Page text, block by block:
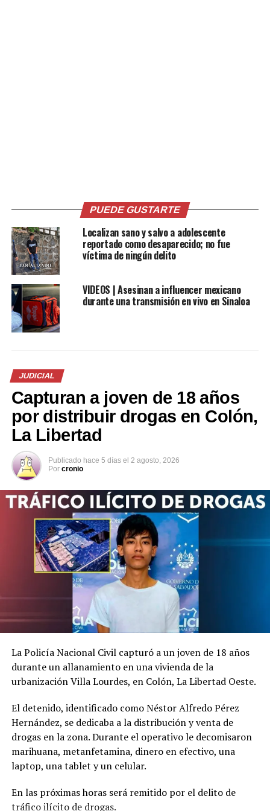
en una fosa séptica ubicada en la casa de una de las
Un equipo de policías, del puesto de la PNC de ese
cantón ubicado a media cuadra del lugar, llegaron para
rescatar al niño y darle los primeros auxilios y luego lo
trasladaron al Hospital Jorge Mazzini, de Sonsonate
donde fue atendido en máxima urgencia.
Facebook X
Me gusta esto:
Relacionado
Fiscalía presenta
requerimiento contra mujer
años hasta causarle la
muerte en San Martín
11 mayo, 2024
Se reporta más de 200
denuncias anuales por
Salvador
31 enero, 2022
En «Nacionales»
Mujer es condenada por
de su hijastra de siete años
PUEDE GUSTARTE
Localizan sano y salvo a adolescente
reportado como desaparecido; no fue
víctima de ningún delito
VIDEOS | Asesinan a influencer mexicano
durante una transmisión en vivo en Sinaloa
JUDICIAL
Capturan a joven de 18 años
por distribuir drogas en Colón,
La Libertad
Publicado hace 5 días el 2 agosto, 2026
Por cronio
La Policía Nacional Civil capturó a un joven de 18 años
durante un allanamiento en una vivienda de la
urbanización Villa Lourdes, en Colón, La Libertad Oeste.
El detenido, identificado como Néstor Alfredo Pérez
Hernández, se dedicaba a la distribución y venta de
drogas en la zona. Durante el operativo le decomisaron
marihuana, metanfetamina, dinero en efectivo, una
laptop, una tablet y un celular.
En las próximas horas será remitido por el delito de
tráfico ilícito de drogas.